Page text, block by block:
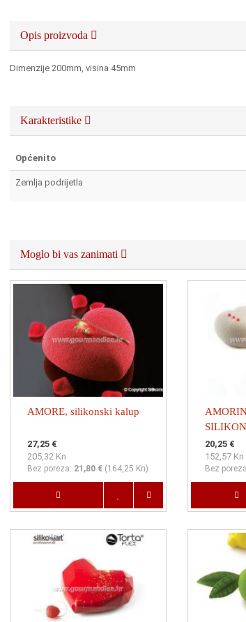
Opis proizvoda
Dimenzije 200mm, visina 45mm
Karakteristike
Općenito
Zemlja podrijetla
Moglo bi vas zanimati
AMORE, silikonski kalup
27,25 €
205,32 Kn
Bez poreza: 21,80 €(164,25 Kn)
20,25 €
152,57 Kn
Bez